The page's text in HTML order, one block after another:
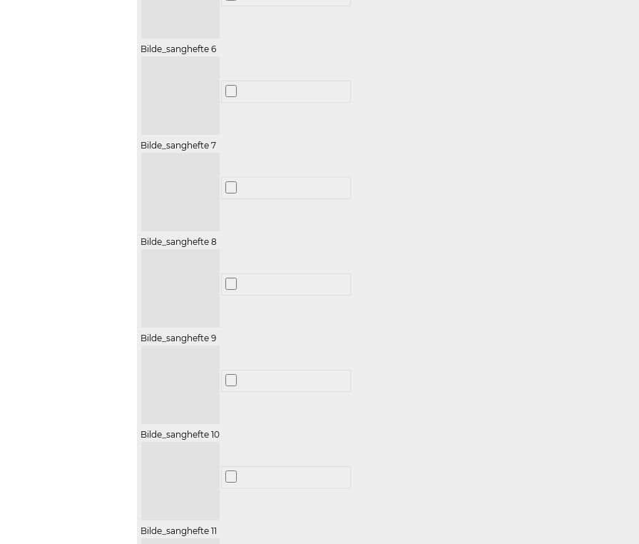
Bilde_sanghefte 6
Bilde_sanghefte 7
Bilde_sanghefte 8
Bilde_sanghefte 9
Bilde_sanghefte 10
Bilde_sanghefte 11